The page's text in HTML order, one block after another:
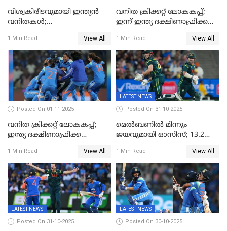
വിശ്വകിരീടവുമായി ഇന്ത്യൻ
വനിതകൾ;
ഇന്ത്യയ്ക്ക് വനിതാ ക്രിക്കറ്റ്
ലോകകപ്പ്
1 Min Read View All
വനിത ക്രിക്കറ്റ് ലോകകപ്പ്;
ഇന്ന് ഇന്ത്യ ദക്ഷിണാഫ്രിക്ക
1 Min Read View All
Posted On 01-11-2025
വനിത ക്രിക്കറ്റ് ലോകകപ്പ്;
ഇന്ത്യ ദക്ഷിണാഫ്രിക്ക
1 Min Read View All
LATEST NEWS
Posted On 31-10-2025
മെൽബണിൽ മിന്നും
ജയവുമായി ഓസിസ്; 13.2
പരമ്പരയിൽ ലീഡ്
1 Min Read View All
LATEST NEWS
Posted On 31-10-2025
LATEST NEWS
Posted On 30-10-2025